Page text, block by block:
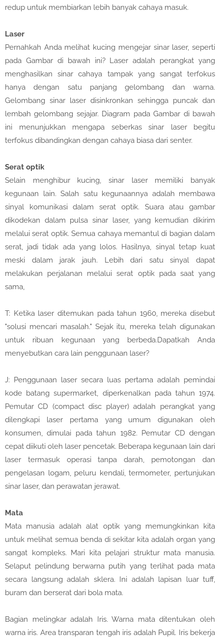
redup untuk membiarkan lebih banyak cahaya masuk.
Laser
Pernahkah Anda melihat kucing mengejar sinar laser, seperti
pada Gambar di bawah ini? Laser adalah perangkat yang
menghasilkan sinar cahaya tampak yang sangat terfokus
hanya dengan satu panjang gelombang dan warna.
Gelombang sinar laser disinkronkan sehingga puncak dan
lembah gelombang sejajar. Diagram pada Gambar di bawah
ini menunjukkan mengapa seberkas sinar laser begitu
terfokus dibandingkan dengan cahaya biasa dari senter.
Serat optik
Selain menghibur kucing, sinar laser memiliki banyak
kegunaan lain. Salah satu kegunaannya adalah membawa
sinyal komunikasi dalam serat optik. Suara atau gambar
dikodekan dalam pulsa sinar laser, yang kemudian dikirim
melalui serat optik. Semua cahaya memantul di bagian dalam
serat, jadi tidak ada yang lolos. Hasilnya, sinyal tetap kuat
meski dalam jarak jauh. Lebih dari satu sinyal dapat
melakukan perjalanan melalui serat optik pada saat yang
sama,
T: Ketika laser ditemukan pada tahun 1960, mereka disebut
"solusi mencari masalah." Sejak itu, mereka telah digunakan
untuk ribuan kegunaan yang berbeda.Dapatkah Anda
menyebutkan cara lain penggunaan laser?
J: Penggunaan laser secara luas pertama adalah pemindai
kode batang supermarket, diperkenalkan pada tahun 1974.
Pemutar CD (compact disc player) adalah perangkat yang
dilengkapi laser pertama yang umum digunakan oleh
konsumen, dimulai pada tahun 1982. Pemutar CD dengan
cepat diikuti oleh laser pencetak. Beberapa kegunaan lain dari
laser termasuk operasi tanpa darah, pemotongan dan
pengelasan logam, peluru kendali, termometer, pertunjukan
sinar laser, dan perawatan jerawat.
Mata
Mata manusia adalah alat optik yang memungkinkan kita
untuk melihat semua benda di sekitar kita adalah organ yang
sangat kompleks. Mari kita pelajari struktur mata manusia.
Selaput pelindung berwarna putih yang terlihat pada mata
secara langsung adalah sklera. Ini adalah lapisan luar tuff,
buram dan berserat dari bola mata.
Bagian melingkar adalah Iris. Warna mata ditentukan oleh
warna iris. Area transparan tengah iris adalah Pupil. Iris bekerja